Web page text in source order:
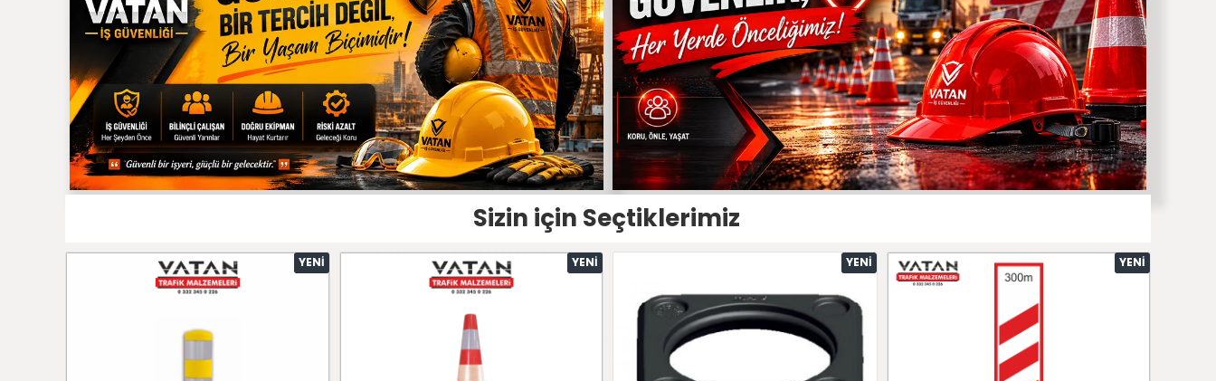
Sizin için Seçtiklerimiz
YENI YENI YENI YENI